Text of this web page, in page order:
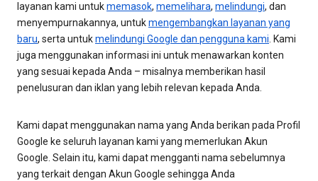
layanan kami untukmemasok, memelihara, melindungi, dan
menyempurnakannya, untukmengembangkan layanan yang
baru, serta untukmelindungi Google dan pengguna kami. Kami
juga menggunakan informasi ini untuk menawarkan konten
yang sesuai kepada Anda – misalnya memberikan hasil
penelusuran dan iklan yang lebih relevan kepada Anda.
Kami dapat menggunakan nama yang Anda berikan pada Profil
Google ke seluruh layanan kami yang memerlukan Akun
Google. Selain itu, kami dapat mengganti nama sebelumnya
yang terkait dengan Akun Google sehingga Anda